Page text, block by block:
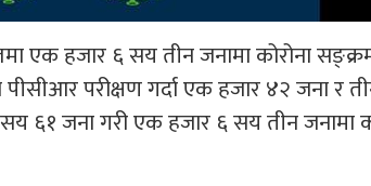
एक हजार ६ सय तीन जनामा कोरोना
परीक्षण गर्दा एक हजार ४२ जना र
सय ६१ जना गरी एक हजार ६ सय तीन जनामा